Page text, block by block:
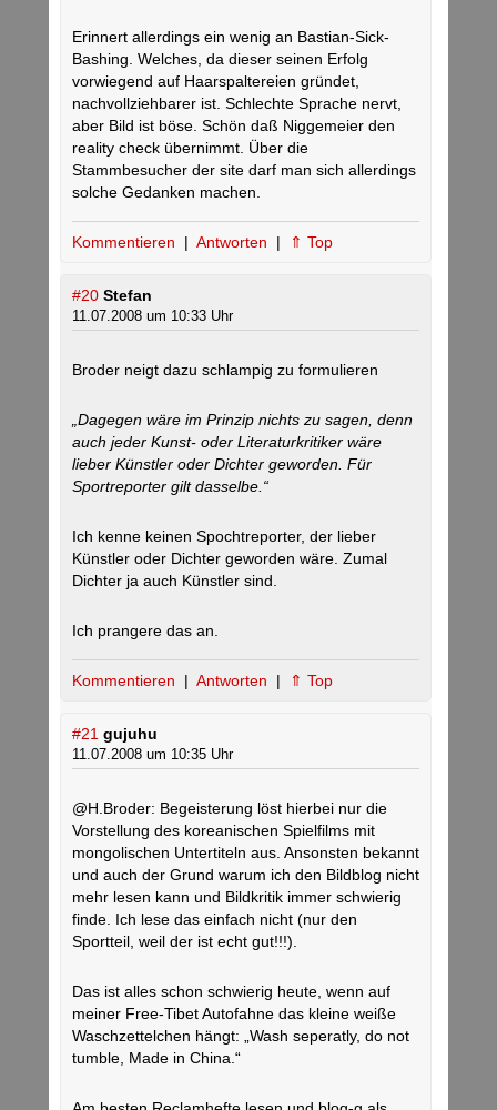
Erinnert allerdings ein wenig an Bastian-Sick-
Bashing. Welches, da dieser seinen Erfolg
vorwiegend auf Haarspaltereien gründet,
nachvollziehbarer ist. Schlechte Sprache nervt,
aber Bild ist böse. Schön daß Niggemeier den
reality check übernimmt. Über die
Stammbesucher der site darf man sich allerdings
solche Gedanken machen.
Kommentieren | Antworten | ⇑ Top
#20 Stefan
11.07.2008 um 10:33 Uhr
Broder neigt dazu schlampig zu formulieren
„Dagegen wäre im Prinzip nichts zu sagen, denn
auch jeder Kunst- oder Literaturkritiker wäre
lieber Künstler oder Dichter geworden. Für
Sportreporter gilt dasselbe.“
Ich kenne keinen Spochtreporter, der lieber
Künstler oder Dichter geworden wäre. Zumal
Dichter ja auch Künstler sind.
Ich prangere das an.
Kommentieren | Antworten | ⇑ Top
#21 gujuhu
11.07.2008 um 10:35 Uhr
@H.Broder: Begeisterung löst hierbei nur die
Vorstellung des koreanischen Spielfilms mit
mongolischen Untertiteln aus. Ansonsten bekannt
und auch der Grund warum ich den Bildblog nicht
mehr lesen kann und Bildkritik immer schwierig
finde. Ich lese das einfach nicht (nur den
Sportteil, weil der ist echt gut!!!).
Das ist alles schon schwierig heute, wenn auf
meiner Free-Tibet Autofahne das kleine weiße
Waschzettelchen hängt: „Wash seperatly, do not
tumble, Made in China.“